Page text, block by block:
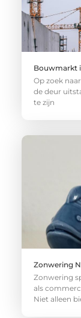
Bouwmarkt
Op zoek
de deur
te zijn
Zonwering
Zonwering
als
Niet alleen